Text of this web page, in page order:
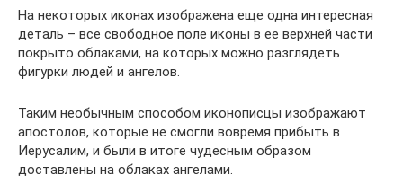
На некоторых иконах изображена еще одна интересная
деталь – все свободное поле иконы в ее верхней части
покрыто облаками, на которых можно разглядеть
фигурки людей и ангелов.
Таким необычным способом иконописцы изображают
апостолов, которые не смогли вовремя прибыть в
Иерусалим, и были в итоге чудесным образом
доставлены на облаках ангелами.